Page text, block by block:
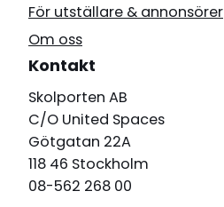
För utställare & annonsörer
Om oss
Kontakt
Skolporten AB
C/O United Spaces
Götgatan 22A
118 46 Stockholm
08-562 268 00